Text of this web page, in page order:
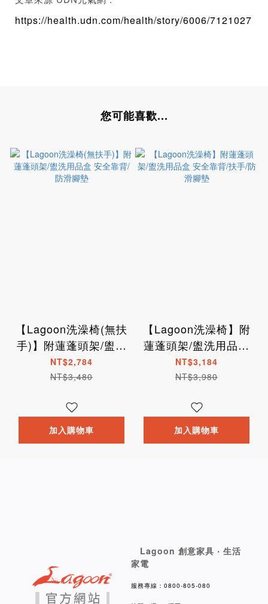
https://health.udn.com/health/story/6006/7121027
您可能喜歡...
【Lagoon洗澡椅(無扶
手)】附蓮蓬頭架/盥洗
用品盒 安全靠背/防滑
腳墊
NT$2,784
NT$3,480
加入購物車
【Lagoon洗澡椅】附
蓮蓬頭架/盥洗用品盒
安全靠背/扶手/防滑腳
墊
NT$3,184
NT$3,980
加入購物車
Lagoon 創意家具 ‧ 生活
家電
服務專線：0800-805-080